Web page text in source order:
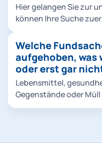
Hier gelangen Sie zur
können Ihre Suche
nächsten Schritt
und drücken
starten". Jetzt können
auswählen oder das
eines Stichworts weiter
Informationen zu
Welche
aufgehoben,
oder erst gar
Lebensmittel,
Gegenstände oder